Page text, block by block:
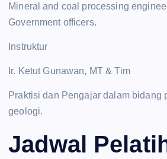
Mineral and coal processing
Government officers.
Instruktur
Ir. Ketut Gunawan, MT & Tim
Praktisi dan Pengajar dalam bidang
geologi.
Jadwal